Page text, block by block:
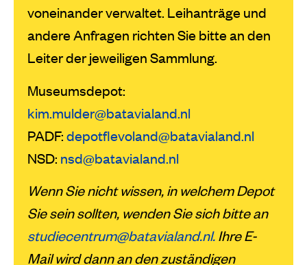
voneinander verwaltet. Leihanträge und
andere Anfragen richten Sie bitte an den
Leiter der jeweiligen Sammlung.
Museumsdepot:
kim.mulder@batavialand.nl
PADF:depotflevoland@batavialand.nl
NSD: nsd@batavialand.nl
Wenn Sie nicht wissen, in welchem Depot
Sie sein sollten, wenden Sie sich bitte an
studiecentrum@batavialand.nl.Ihre E-
Mail wird dann an den zuständigen